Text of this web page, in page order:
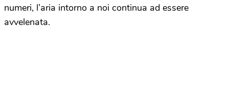
numeri, l’aria intorno a noi continua ad essere
avvelenata.